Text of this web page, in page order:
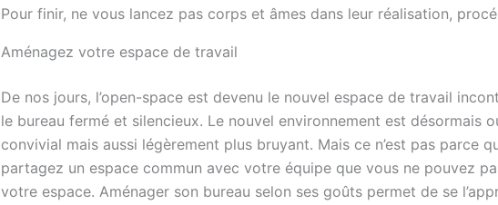
Pour finir, ne vous lancez pas corps et âmes dans leur réalisation,
Aménagez votre espace de travail
De nos jours, l’open-space est devenu le nouvel espace de travail
le bureau fermé et silencieux. Le nouvel environnement est désormais
convivial mais aussi légèrement plus bruyant. Mais ce n’est pas parce
partagez un espace commun avec votre équipe que vous ne pouvez
votre espace. Aménager son bureau selon ses goûts permet de se